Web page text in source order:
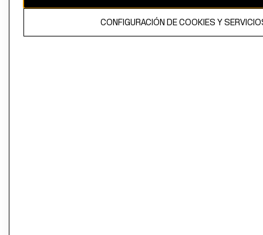
El contenido de esta página web está protegido por copyright y es
propiedad de H&M Hennes & Mauritz AB
CONFIGURACIÓN DE COOKIES Y